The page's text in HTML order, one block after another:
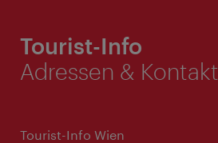
Tourist-Info
Adressen & Kontakt
Tourist-Info Wien